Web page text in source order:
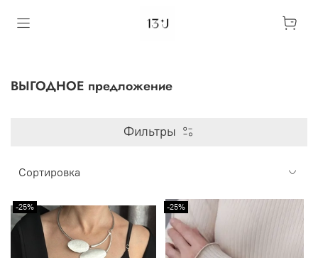
ВЫГОДНОЕ предложение
Фильтры
-25% -25%